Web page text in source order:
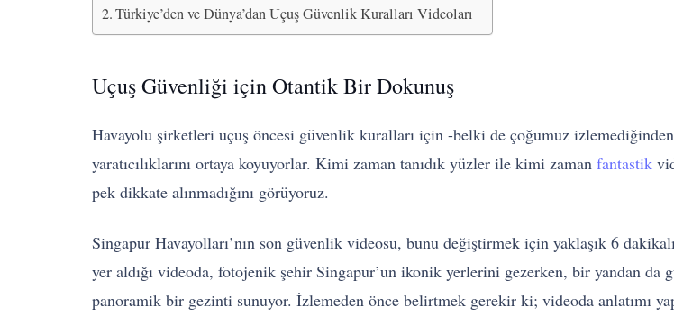
Türkiye’den ve Dünya’dan Uçuş Güvenlik Kuralları Videoları
Uçuş Güvenliği için Otantik Bir Dokunuş
Havayolu şirketleri uçuş öncesi güvenlik kuralları için -belki de çoğumuz
yaratıcılıklarını ortaya koyuyorlar. Kimi zaman tanıdık yüzler ile kimi zaman fantastik
pek dikkate alınmadığını görüyoruz.
Singapur Havayolları’nın son güvenlik videosu, bunu değiştirmek için yaklaşık 6
yer aldığı videoda, fotojenik şehir Singapur’un ikonik yerlerini gezerken, bir yandan da
panoramik bir gezinti sunuyor. İzlemeden önce belirtmek gerekir ki; videoda anlatımı